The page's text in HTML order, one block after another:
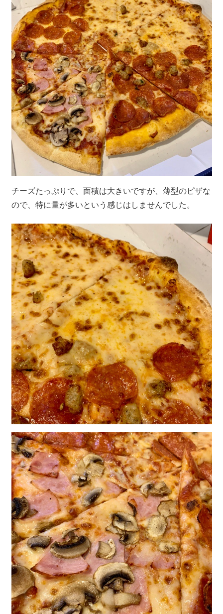
チーズたっぷりで、面積は大きいですが、薄型のピザな
ので、特に量が多いという感じはしませんでした。